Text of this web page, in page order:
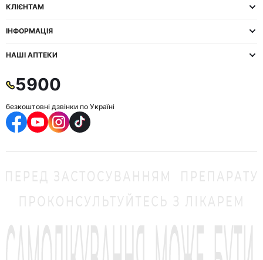
КЛІЄНТАМ
ІНФОРМАЦІЯ
НАШІ АПТЕКИ
5900
безкоштовні дзвінки по Україні